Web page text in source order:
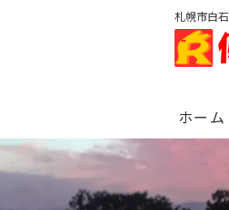
札幌市白
ホーム